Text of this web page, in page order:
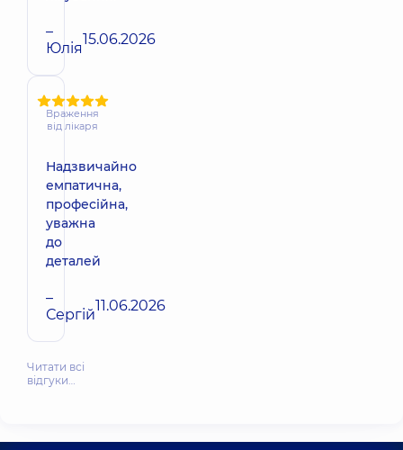
–
Юлія15.06.2026
Враження
від лікаря
Надзвичайно
емпатична,
професійна,
уважна
до
деталей
–
Сергій11.06.2026
Читати всі
відгуки…